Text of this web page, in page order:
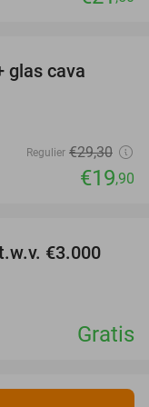
glas cava
Regulier €29,30
€19,90
€3.000
Gratis